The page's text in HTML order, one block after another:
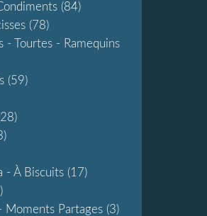
(84)
(78)
- Tourtes - Ramequins
(59)
- À Biscuits (17)
Moments Partages (3)